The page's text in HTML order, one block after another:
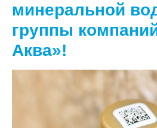
минеральной
группы
Аква»!